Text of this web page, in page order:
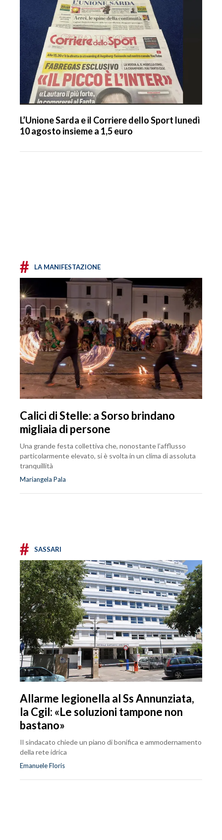
L’Unione Sarda e il Corriere dello Sport lunedì
10 agosto insieme a 1,5 euro
# LA MANIFESTAZIONE
Calici di Stelle: a Sorso brindano
migliaia di persone
Una grande festa collettiva che, nonostante l’afflusso
particolarmente elevato, si è svolta in un clima di assoluta
tranquillità
Mariangela Pala
# SASSARI
Allarme legionella al Ss Annunziata,
la Cgil: «Le soluzioni tampone non
bastano»
Il sindacato chiede un piano di bonifica e ammodernamento
della rete idrica
Emanuele Floris